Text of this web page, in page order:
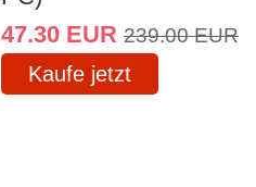
47.30 EUR 239.00 EUR
Kaufe jetzt